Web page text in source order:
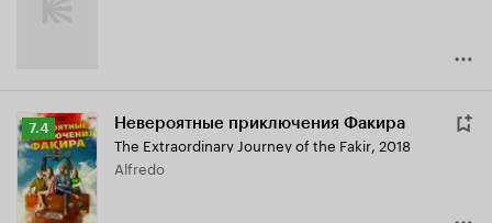
Рейтинг
Кинопоиска
7.4
7.4 Невероятные приключения Факира
The Extraordinary Journey of the Fakir, 2018
Alfredo